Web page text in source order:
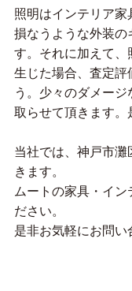
照明はインテリア
損なうような外装の
す。それに加えて、
生じた場合、査定評
う。少々のダメー
取らせて頂きます。
当社では、神戸市
きます。
ムートの家具・イン
ださい。
是非お気軽にお問い